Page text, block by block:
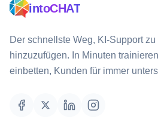
intoCHAT
Der schnellste Weg, KI-Support
hinzuzufügen. In Minuten
einbetten, Kunden für immer